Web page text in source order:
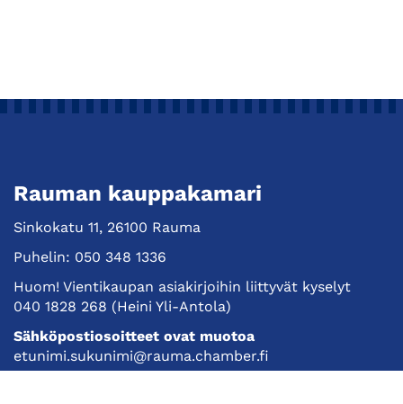
Rauman kauppakamari
Sinkokatu 11, 26100 Rauma
Puhelin: 050 348 1336
Huom! Vientikaupan asiakirjoihin liittyvät kyselyt
040 1828 268 (Heini Yli-Antola)
Sähköpostiosoitteet ovat muotoa
etunimi.sukunimi@rauma.chamber.fi